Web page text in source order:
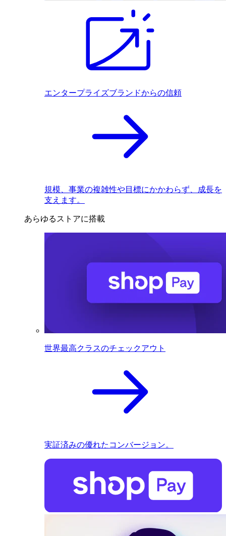
エンタープライズブランドからの信頼
規模、事業の複雑性や目標にかかわらず、成長を
支えます。
あらゆるストアに搭載
世界最高クラスのチェックアウト
実証済みの優れたコンバージョン。